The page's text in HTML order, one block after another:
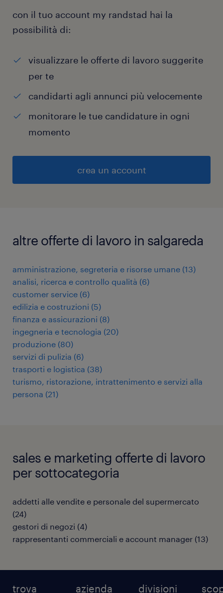
con il tuo account my randstad hai la
possibilità di:
visualizzare le offerte di lavoro suggerite
per te
candidarti agli annunci più velocemente
monitorare le tue candidature in ogni
momento
crea un account
altre offerte di lavoro in salgareda
amministrazione, segreteria e risorse umane (13)
analisi, ricerca e controllo qualità (6)
customer service (6)
edilizia e costruzioni (5)
finanza e assicurazioni (8)
ingegneria e tecnologia (20)
produzione (80)
servizi di pulizia (6)
trasporti e logistica (38)
turismo, ristorazione, intrattenimento e servizi alla
persona (21)
sales e marketing offerte di lavoro
per sottocategoria
addetti alle vendite e personale del supermercato
(24)
gestori di negozi (4)
rappresentanti commerciali e account manager (13)
trova
azienda
divisioni